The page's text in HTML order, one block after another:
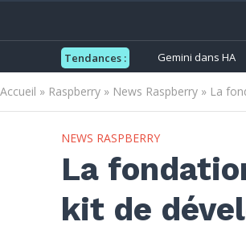
Tendances : Gemini dans HA
Accueil » Raspberry » News Raspberry » La
NEWS RASPBERRY
La
kit de